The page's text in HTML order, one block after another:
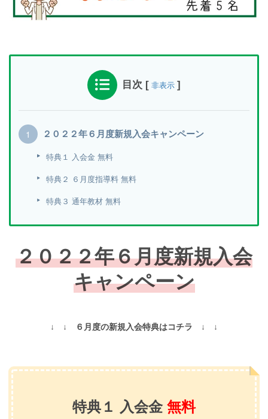
目次 [ 非表示 ]
２０２２年６月度新規入会キャンペーン
特典１ 入会金 無料
特典２ ６月度指導料 無料
特典３ 通年教材 無料
２０２２年６月度新規入会
キャンペーン
↓ ↓ ６月度の新規入会特典はコチラ ↓ ↓
特典１ 入会金 無料